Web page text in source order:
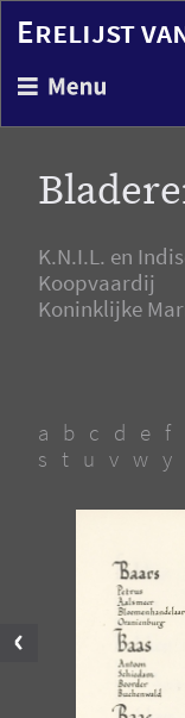
en
inhoud
gaan
Erelijst van
Zoek op naam
K.N.I.L. en
a b c d e f
s t u v w y
Koopvaardij
Koninklijke